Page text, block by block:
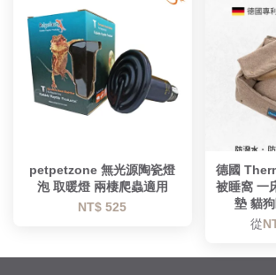
petpetzone 無光源陶瓷燈
泡 取暖燈 兩棲爬蟲適用
NT$ 525
德國
被睡窩 一
墊 貓
從